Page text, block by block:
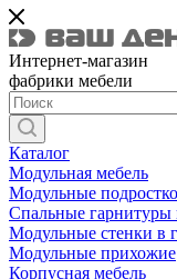
Интернет-магазин
фабрики мебели
Каталог
Модульная мебель
Модульные
Спальные гарнитуры
Модульные стенки в
Модульные прихожие
Корпусная мебель